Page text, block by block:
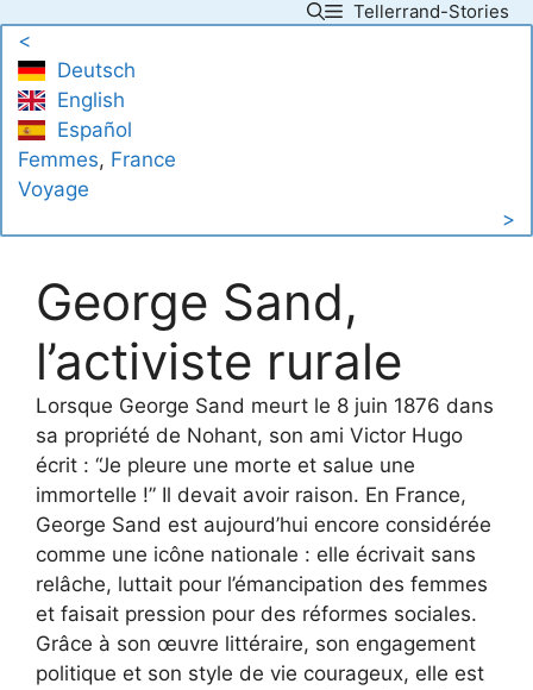
content
Tellerrand-Stories
<
Deutsch
English
Español
Femmes, France
Voyage
>
George Sand,
l’activiste rurale
Lorsque George Sand meurt le 8 juin 1876 dans
sa propriété de Nohant, son ami Victor Hugo
écrit : “Je pleure une morte et salue une
immortelle !” Il devait avoir raison. En France,
George Sand est aujourd’hui encore considérée
comme une icône nationale : elle écrivait sans
relâche, luttait pour l’émancipation des femmes
et faisait pression pour des réformes sociales.
Grâce à son œuvre littéraire, son engagement
politique et son style de vie courageux, elle est